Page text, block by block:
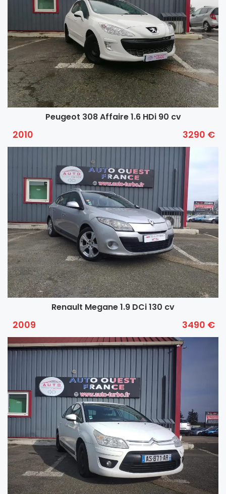
Peugeot 308 Affaire 1.6 HDi 90 cv
2010 3290 €
Renault Megane 1.9 DCi 130 cv
2009 3490 €